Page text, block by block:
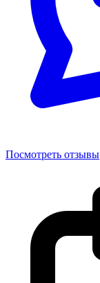
Посмотреть отзывы